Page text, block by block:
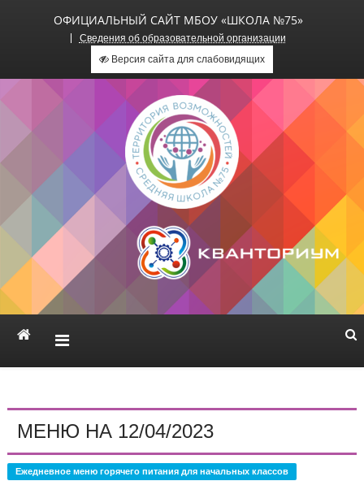
ОФИЦИАЛЬНЫЙ САЙТ МБОУ «ШКОЛА №75»
Сведения об образовательной организации
Версия сайта для слабовидящих
Официальный сайт МБОУ
«Школа №75»
МЕНЮ НА 12/04/2023
Ежедневное меню горячего питания для начальных классов